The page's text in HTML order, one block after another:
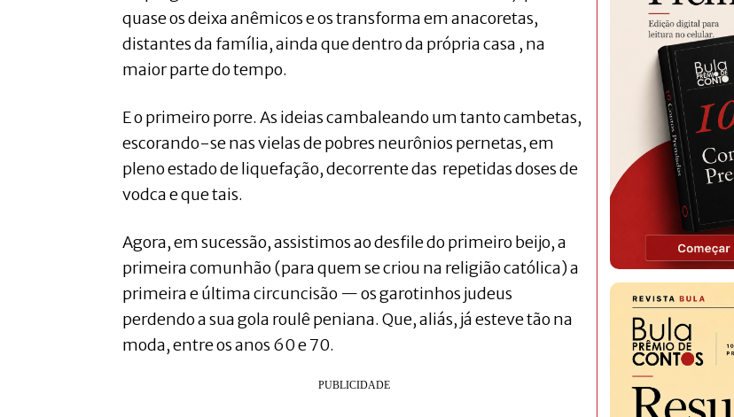
quase os deixa anêmicos e os transforma em anacoretas,
distantes da família, ainda que dentro da própria casa , na
maior parte do tempo.
E o primeiro porre. As ideias cambaleando um tanto cambetas,
escorando-se nas vielas de pobres neurônios pernetas, em
pleno estado de liquefação, decorrente das repetidas doses de
vodca e que tais.
Agora, em sucessão, assistimos ao desfile do primeiro beijo, a
primeira comunhão (para quem se criou na religião católica) a
primeira e última circuncisão — os garotinhos judeus
perdendo a sua gola roulê peniana. Que, aliás, já esteve tão na
moda, entre os anos 60 e 70.